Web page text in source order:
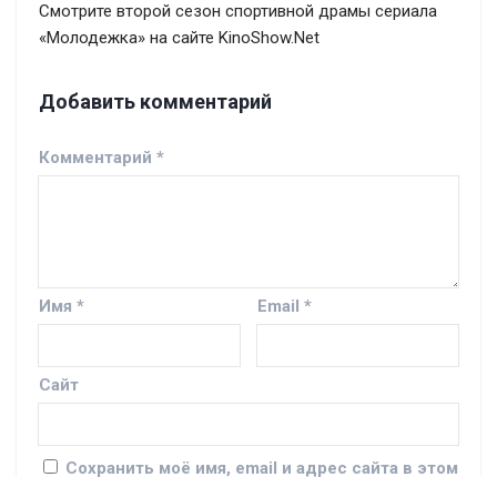
Смотрите второй сезон спортивной драмы сериала
«Молодежка» на сайте KinoShow.Net
Добавить комментарий
Комментарий *
Имя * Email *
Сайт
Сохранить моё имя, email и адрес сайта в этом